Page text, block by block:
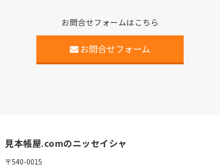
お問合せフォームはこちら
お問合せフォーム
見本帳屋.comのニッセイシャ
〒540-0015